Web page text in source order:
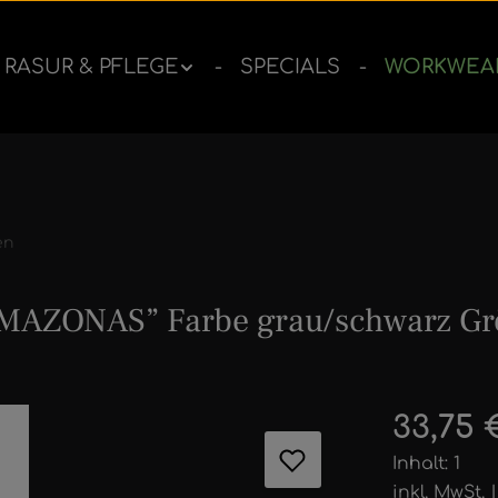
RASUR & PFLEGE SPECIALS
Farbe grau/schwarz
Regulärer
33,75
Inhalt: 1
inkl.